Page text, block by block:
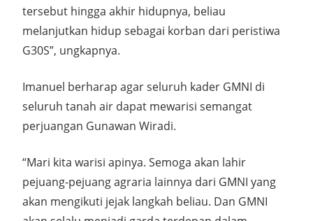
tersebut hingga akhir hidupnya, beliau
melanjutkan hidup sebagai korban dari peristiwa
G30S”, ungkapnya.
Imanuel berharap agar seluruh kader GMNI di
seluruh tanah air dapat mewarisi semangat
perjuangan Gunawan Wiradi.
“Mari kita warisi apinya. Semoga akan lahir
pejuang-pejuang agraria lainnya dari GMNI yang
akan mengikuti jejak langkah beliau. Dan GMNI